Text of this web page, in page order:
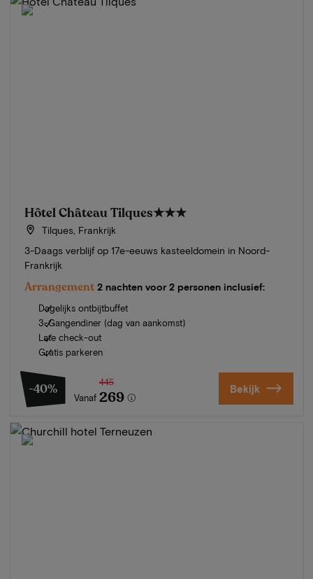
Hôtel Château Tilques★★★
Tilques, Frankrijk
3-Daags verblijf op 17e-eeuws kasteeldomein in Noord-
Frankrijk
Arrangement 2 nachten voor 2 personen inclusief:
Dagelijks ontbijtbuffet
3-Gangendiner (dag van aankomst)
Late check-out
Gratis parkeren
-40%
Vanaf
445
269 Bekijk